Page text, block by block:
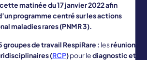
matinée du 17 janvier 2022 afin
programme centré sur les actions
maladies rares (PNMR 3).
groupes de travail RespiRare : lesréunions
(RCP)pour lediagnostic et